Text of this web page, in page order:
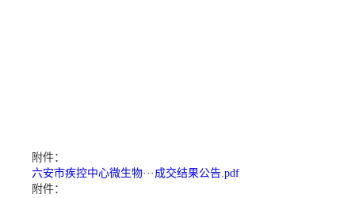
附件：
六安市疾控中心微生物···成交结果公告.pdf
附件：